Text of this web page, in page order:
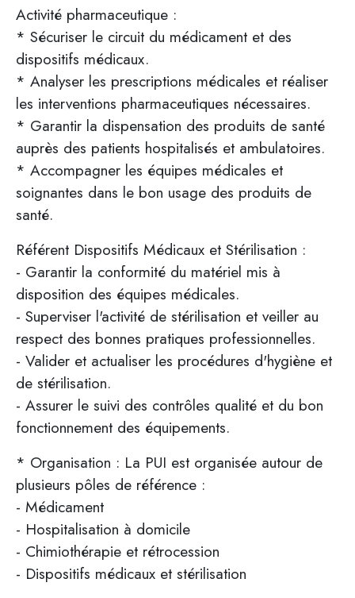
Activité pharmaceutique :
* Sécuriser le circuit du médicament et des
dispositifs médicaux.
* Analyser les prescriptions médicales et réaliser
les interventions pharmaceutiques nécessaires.
* Garantir la dispensation des produits de santé
auprès des patients hospitalisés et ambulatoires.
* Accompagner les équipes médicales et
soignantes dans le bon usage des produits de
santé.
Référent Dispositifs Médicaux et Stérilisation :
- Garantir la conformité du matériel mis à
disposition des équipes médicales.
- Superviser l'activité de stérilisation et veiller au
respect des bonnes pratiques professionnelles.
- Valider et actualiser les procédures d'hygiène et
de stérilisation.
- Assurer le suivi des contrôles qualité et du bon
fonctionnement des équipements.
* Organisation : La PUI est organisée autour de
plusieurs pôles de référence :
- Médicament
- Hospitalisation à domicile
- Chimiothérapie et rétrocession
- Dispositifs médicaux et stérilisation